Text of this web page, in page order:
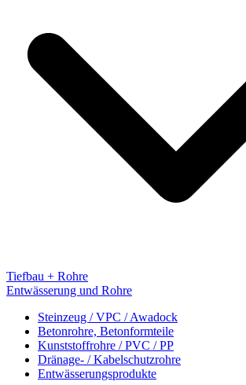
Tiefbau + Rohre
Entwässerung und Rohre
Steinzeug / VPC / Awadock
Betonrohre, Betonformteile
Kunststoffrohre / PVC / PP
Dränage- / Kabelschutzrohre
Entwässerungsprodukte